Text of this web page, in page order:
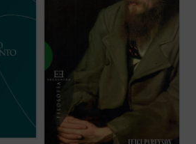
universal, sus obras reflejan una
(ver ficha)